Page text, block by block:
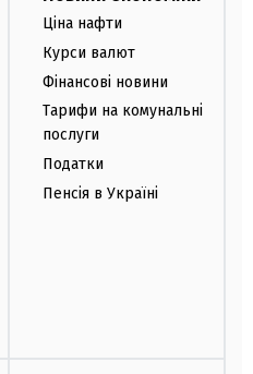
Ціна нафти
Курси валют
Фінансові новини
Тарифи на комунальні
послуги
Податки
Пенсія в Україні